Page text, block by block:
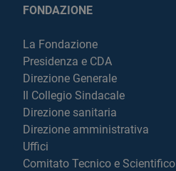
FONDAZIONE
La Fondazione
Presidenza e CDA
Direzione Generale
Il Collegio Sindacale
Direzione sanitaria
Direzione amministrativa
Uffici
Comitato Tecnico e Scientifico